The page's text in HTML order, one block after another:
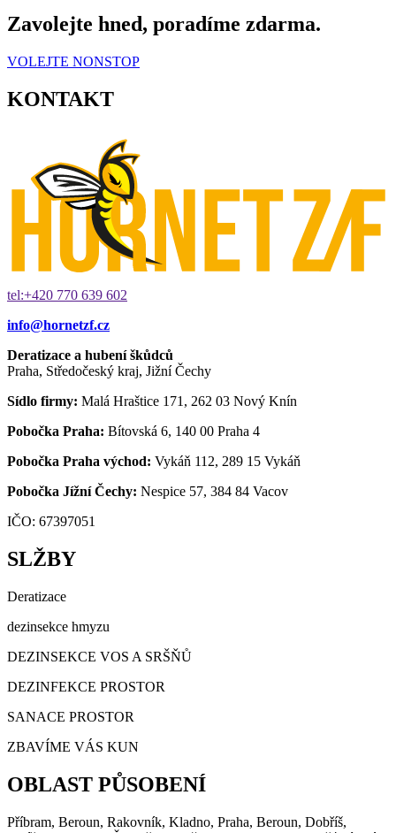
Zavolejte hned, poradíme zdarma.
VOLEJTE NONSTOP
KONTAKT
tel:+420 770 639 602
info@hornetzf.cz
Deratizace a hubení škůdců
Praha, Středočeský kraj, Jižní Čechy
Sídlo firmy: Malá Hraštice 171, 262 03 Nový Knín
Pobočka Praha: Bítovská 6, 140 00 Praha 4
Pobočka Praha východ: Vykáň 112, 289 15 Vykáň
Pobočka Jížní Čechy: Nespice 57, 384 84 Vacov
IČO: 67397051
SLŽBY
Deratizace
dezinsekce hmyzu
DEZINSEKCE VOS A SRŠŇŮ
DEZINFEKCE PROSTOR
SANACE PROSTOR
ZBAVÍME VÁS KUN
OBLAST PŮSOBENÍ
Příbram, Beroun, Rakovník, Kladno, Praha, Beroun, Dobříš,